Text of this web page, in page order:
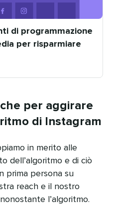
di programmazione
per risparmiare
per aggirare
di Instagram
in merito alle
dell’algoritmo e di ciò
prima persona su
reach e il nostro
l’algoritmo.